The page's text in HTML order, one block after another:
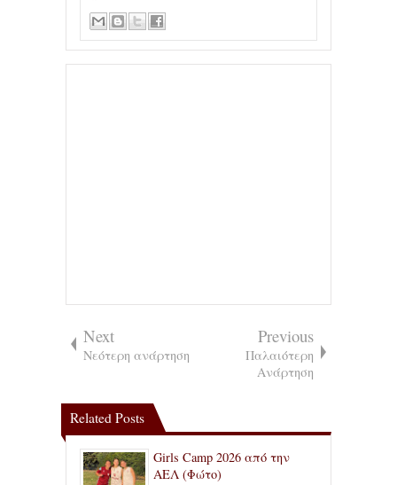
Next
Νεότερη ανάρτηση
Previous
Παλαιότερη
Ανάρτηση
Related Posts
Girls Camp 2026 από την
ΑΕΛ (Φώτο)